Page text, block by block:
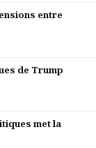
entre
de Trump
met la